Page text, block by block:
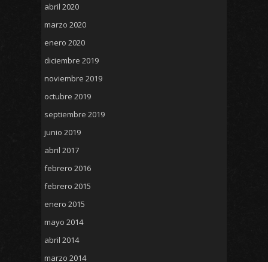
abril 2020
marzo 2020
enero 2020
diciembre 2019
noviembre 2019
octubre 2019
septiembre 2019
junio 2019
abril 2017
febrero 2016
febrero 2015
enero 2015
mayo 2014
abril 2014
marzo 2014